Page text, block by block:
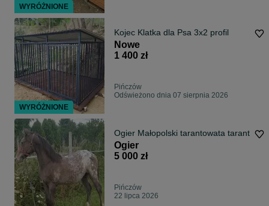
Kojec Klatka dla Psa 3x2 profil
Nowe
1 400 zł
Pińczów
Odświeżono dnia 07 sierpnia 2026
Ogier Małopolski tarantowata tarant
Ogier
5 000 zł
Pińczów
22 lipca 2026
WYRÓŻNIONE
WYRÓŻNIONE